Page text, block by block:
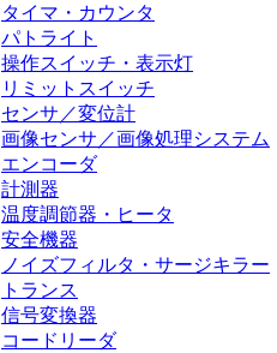
タイマ・カウンタ
パトライト
操作スイッチ・表示灯
リミットスイッチ
センサ／変位計
画像センサ／画像処理システム
エンコーダ
計測器
温度調節器・ヒータ
安全機器
ノイズフィルタ・サージキラー
トランス
信号変換器
コードリーダ